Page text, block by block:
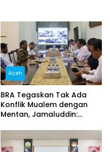
Aceh
BRA Tegaskan Tak Ada
Konflik Mualem dengan
Mentan, Jamaluddin:
Pertemuan